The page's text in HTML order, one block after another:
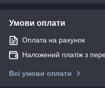
Умови оплати
Оплата на рахунок
Наложений платіж з
Всі умови оплати